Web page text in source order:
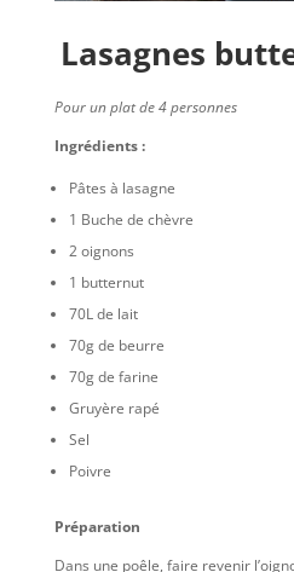
Lasagnes
Pour un plat de 4 personnes
Ingrédients :
Pâtes à lasagne
1 Buche de chèvre
2 oignons
1 butternut
70L de lait
70g de beurre
70g de farine
Gruyère rapé
Sel
Poivre
Préparation
Dans une poêle, faire revenir